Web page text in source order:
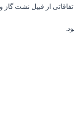
از قبیل نشت گاز